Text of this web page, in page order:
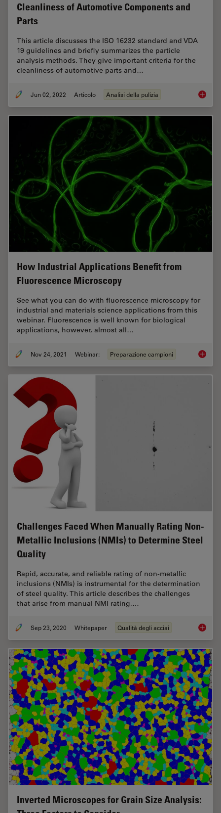
Cleanliness of Automotive Components and
Parts
This article discusses the ISO 16232 standard and VDA
19 guidelines and briefly summarizes the particle
analysis methods. They give important criteria for the
cleanliness of automotive parts and…
Jun 02, 2022 Articolo Analisi della pulizia
How Industrial Applications Benefit from
Fluorescence Microscopy
See what you can do with fluorescence microscopy for
industrial and materials science applications from this
webinar. Fluorescence is well known for biological
applications, however, almost all…
Nov 24, 2021 Webinar: Preparazione campioni How
Challenges Faced When Manually Rating Non-
Metallic Inclusions (NMIs) to Determine Steel
Quality
Rapid, accurate, and reliable rating of non-metallic
inclusions (NMIs) is instrumental for the determination
of steel quality. This article describes the challenges
that arise from manual NMI rating,…
Sep 23, 2020 Whitepaper Qualità degli acciai
Inverted Microscopes for Grain Size Analysis: